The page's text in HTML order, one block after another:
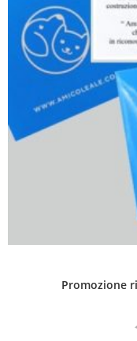
Promozione